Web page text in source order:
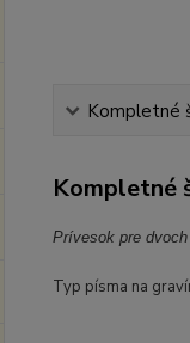
Kompletné
Kompletné
Prívesok pre
Typ písma na